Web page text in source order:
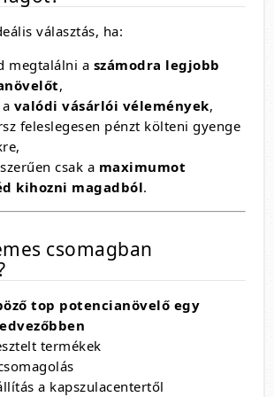
választás, ha:
megtalálni a számodra legjobb
,
valódi vásárlói vélemények,
feleslegesen pénzt költeni gyenge
csak a maximumot
kihozni magadból.
csomagban
top potencianövelő egy
termékek
a kapszulacentertől